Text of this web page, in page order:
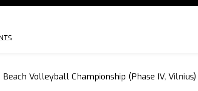
Volleyball Championship (Phase IV, Vilnius)